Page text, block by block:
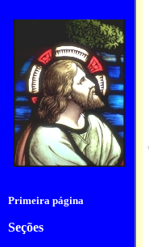
Primeira página
Seções